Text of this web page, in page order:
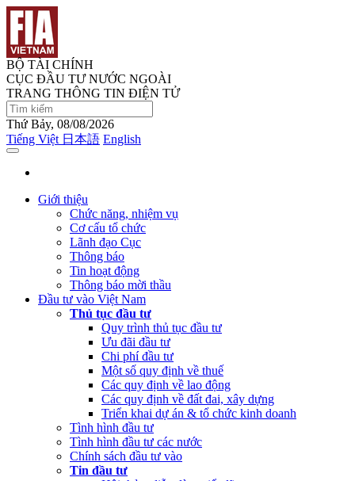
BỘ TÀI CHÍNH
CỤC ĐẦU TƯ NƯỚC NGOÀI
TRANG THÔNG TIN ĐIỆN TỬ
Thứ Bảy, 08/08/2026
Tiếng Việt 日本語 English
Giới thiệu
Chức năng, nhiệm vụ
Cơ cấu tổ chức
Lãnh đạo Cục
Thông báo
Tin hoạt động
Thông báo mời thầu
Đầu tư vào Việt Nam
Thủ tục đầu tư
Quy trình thủ tục đầu tư
Ưu đãi đầu tư
Chi phí đầu tư
Một số quy định về thuế
Các quy định về lao động
Các quy định về đất đai, xây dựng
Triển khai dự án & tổ chức kinh doanh
Tình hình đầu tư
Tình hình đầu tư các nước
Chính sách đầu tư vào
Tin đầu tư